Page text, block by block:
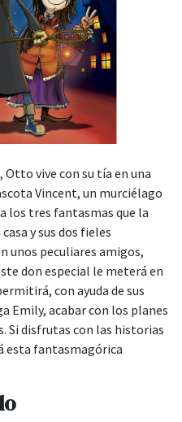
Otto vive con su tía en una
Vincent, un murciélago
los tres fantasmas que la
y sus dos fieles
unos peculiares amigos,
don especial le meterá en
con ayuda de sus
Emily, acabar con los planes
Si disfrutas con las historias
esta fantasmagórica